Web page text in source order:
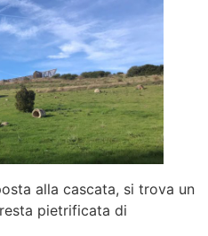
alla cascata, si trova un
pietrificata di